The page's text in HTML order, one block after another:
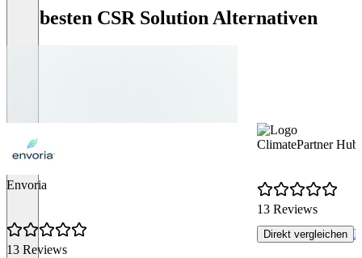
Die besten CSR Solution Alternativen
Envoria
13 Reviews
ClimatePartner Hub
13 Reviews
Direkt vergleichen